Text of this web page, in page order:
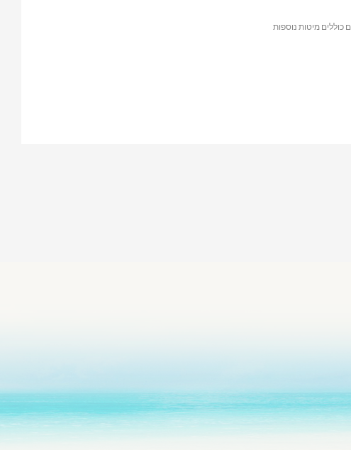
כוללים מיטות נוספות